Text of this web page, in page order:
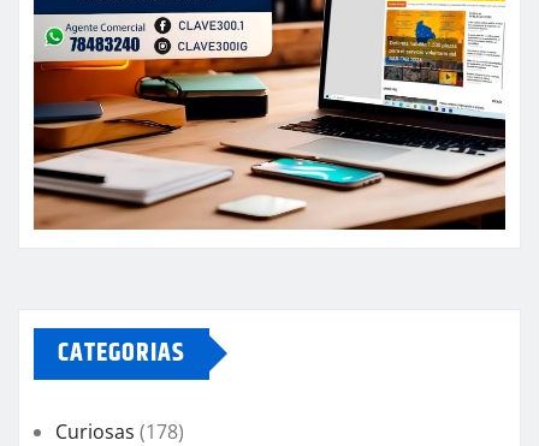
CATEGORIAS
Curiosas (178)